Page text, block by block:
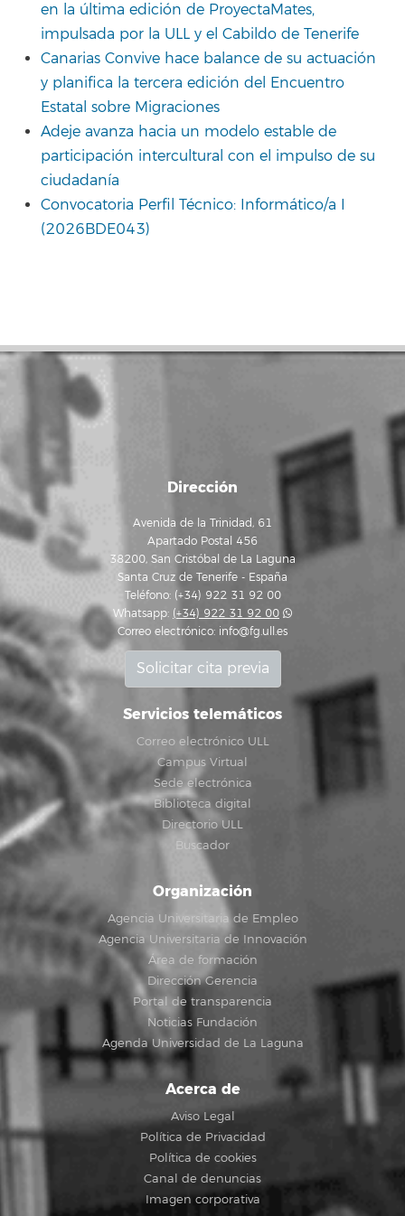
en la última edición de ProyectaMates,
impulsada por la ULL y el Cabildo de Tenerife
Canarias Convive hace balance de su actuación
y planifica la tercera edición del Encuentro
Estatal sobre Migraciones
Adeje avanza hacia un modelo estable de
participación intercultural con el impulso de su
ciudadanía
Convocatoria Perfil Técnico: Informático/a I
(2026BDE043)
Dirección
Avenida de la Trinidad, 61
Apartado Postal 456
38200, San Cristóbal de La Laguna
Santa Cruz de Tenerife - España
Teléfono: (+34) 922 31 92 00
Whatsapp: (+34) 922 31 92 00
Correo electrónico: info@fg.ull.es
Solicitar cita previa
Servicios telemáticos
Correo electrónico ULL
Campus Virtual
Sede electrónica
Biblioteca digital
Directorio ULL
Buscador
Organización
Agencia Universitaria de Empleo
Agencia Universitaria de Innovación
Área de formación
Dirección Gerencia
Portal de transparencia
Noticias Fundación
Agenda Universidad de La Laguna
Acerca de
Aviso Legal
Política de Privacidad
Política de cookies
Canal de denuncias
Imagen corporativa